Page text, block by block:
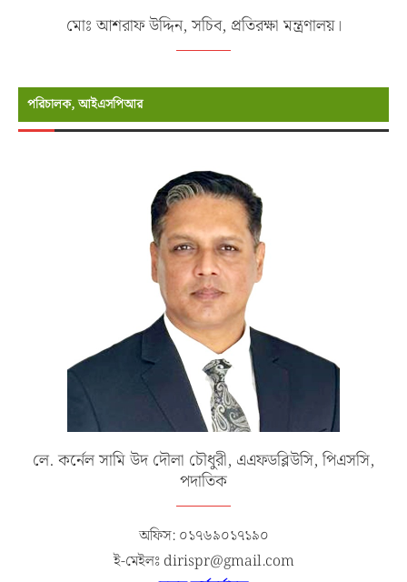
মোঃ আশরাফ উদ্দিন, সচিব, প্রতিরক্ষা মন্ত্রণালয়।
পরিচালক, আইএসপিআর
লে. কর্নেল সামি উদ দৌলা চৌধুরী, এএফডব্লিউসি, পিএসসি,
পদাতিক
অফিস: ০১৭৬৯০১৭১৯০
ই-মেইলঃ dirispr@gmail.com